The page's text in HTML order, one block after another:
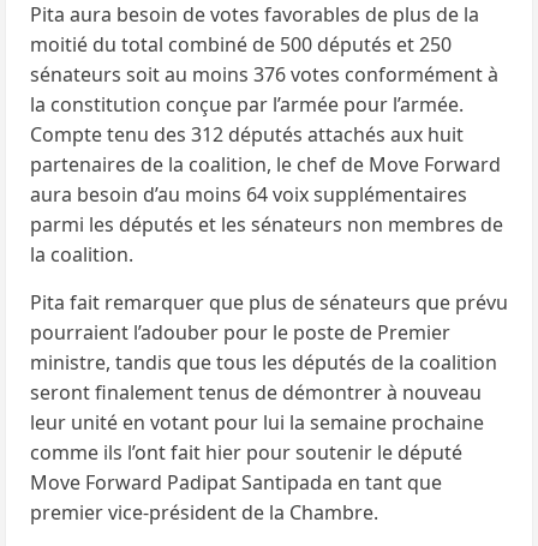
Pita aura besoin de votes favorables de plus de la
moitié du total combiné de 500 députés et 250
sénateurs soit au moins 376 votes conformément à
la constitution conçue par l’armée pour l’armée.
Compte tenu des 312 députés attachés aux huit
partenaires de la coalition, le chef de Move Forward
aura besoin d’au moins 64 voix supplémentaires
parmi les députés et les sénateurs non membres de
la coalition.
Pita fait remarquer que plus de sénateurs que prévu
pourraient l’adouber pour le poste de Premier
ministre, tandis que tous les députés de la coalition
seront finalement tenus de démontrer à nouveau
leur unité en votant pour lui la semaine prochaine
comme ils l’ont fait hier pour soutenir le député
Move Forward Padipat Santipada en tant que
premier vice-président de la Chambre.